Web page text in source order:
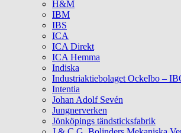
H&M
IBM
IBS
ICA
ICA Direkt
ICA Hemma
Indiska
Industriaktiebolaget Ockelbo –
Intentia
Johan Adolf Sevén
Jungnerverken
Jönköpings tändsticksfabrik